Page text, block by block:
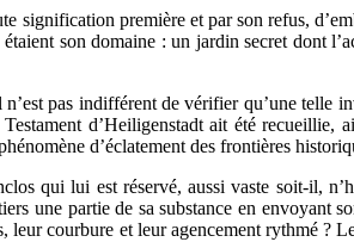
signification première et par son refus,
son domaine : un jardin secret dont
pas indifférent de vérifier qu’une
d’Heiligenstadt ait été recueillie,
d’éclatement des frontières
qui lui est réservé, aussi vaste soit-il,
une partie de sa substance en envoyant
courbure et leur agencement rythmé ?